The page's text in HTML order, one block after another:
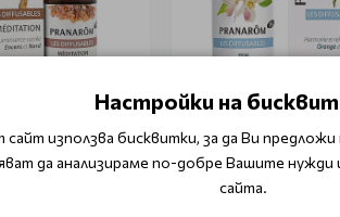
комбинация за
Meditation
PRANAROM
Релаксираща
дифузер Pranarom
Настройки на
използва бисквитки, за да Ви
да анализираме по-добре Вашите
сайта.